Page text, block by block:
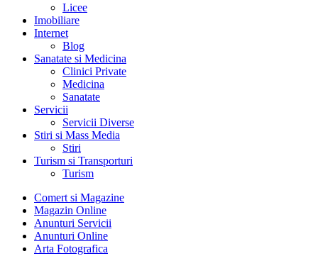
Licee
Imobiliare
Internet
Blog
Sanatate si Medicina
Clinici Private
Medicina
Sanatate
Servicii
Servicii Diverse
Stiri si Mass Media
Stiri
Turism si Transporturi
Turism
Comert si Magazine
Magazin Online
Anunturi Servicii
Anunturi Online
Arta Fotografica